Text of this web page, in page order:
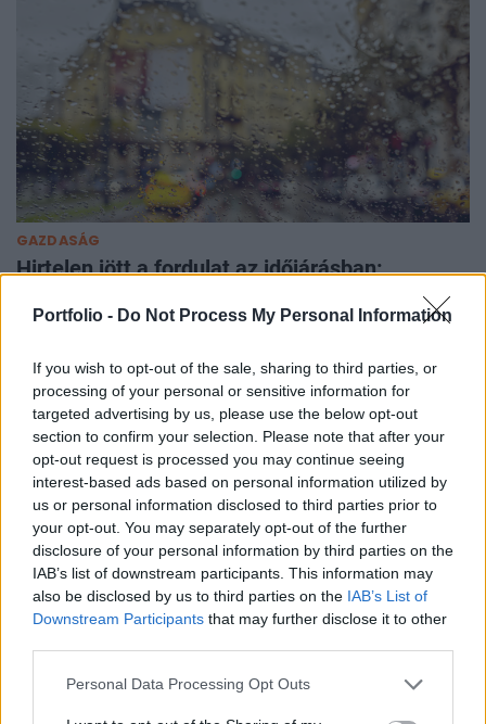
Portfolio - Do Not Process My Personal Information
If you wish to opt-out of the sale, sharing to third parties, or
processing of your personal or sensitive information for
targeted advertising by us, please use the below opt-out
section to confirm your selection. Please note that after your
opt-out request is processed you may continue seeing
interest-based ads based on personal information utilized by
us or personal information disclosed to third parties prior to
your opt-out. You may separately opt-out of the further
disclosure of your personal information by third parties on the
IAB’s list of downstream participants. This information may
also be disclosed by us to third parties on the IAB’s List of
Downstream Participants that may further disclose it to other
Personal Data Processing Opt Outs
GAZDASÁG
Hirtelen jött a fordulat az időjárásban:
Magyarországot
Magyarországi bűnszervezetre csapott le a